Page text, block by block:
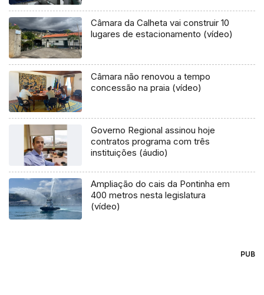
Câmara da Calheta vai construir 10
lugares de estacionamento (vídeo)
Câmara não renovou a tempo
concessão na praia (vídeo)
Governo Regional assinou hoje
contratos programa com três
instituições (áudio)
Ampliação do cais da Pontinha em
400 metros nesta legislatura
(vídeo)
PUB